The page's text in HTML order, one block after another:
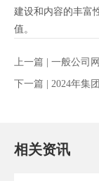
建设和内容的丰富
值。
上一篇 | 一般公司
下一篇 | 2024年集
相关资讯